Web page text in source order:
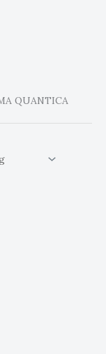
QUANTICA